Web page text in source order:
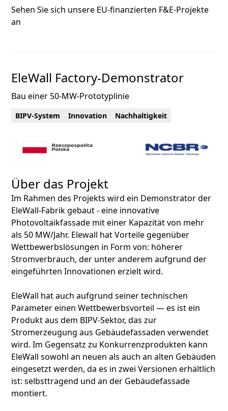
Sehen Sie sich unsere EU-finanzierten F&E-Projekte
an
EleWall Factory-Demonstrator
Bau einer 50-MW-Prototyplinie
BIPV-System Innovation Nachhaltigkeit
Über das Projekt
Im Rahmen des Projekts wird ein Demonstrator der
EleWall-Fabrik gebaut - eine innovative
Photovoltaikfassade mit einer Kapazität von mehr
als 50 MW/Jahr. Elewall hat Vorteile gegenüber
Wettbewerbslösungen in Form von: höherer
Stromverbrauch, der unter anderem aufgrund der
eingeführten Innovationen erzielt wird.
EleWall hat auch aufgrund seiner technischen
Parameter einen Wettbewerbsvorteil — es ist ein
Produkt aus dem BIPV-Sektor, das zur
Stromerzeugung aus Gebäudefassaden verwendet
wird. Im Gegensatz zu Konkurrenzprodukten kann
EleWall sowohl an neuen als auch an alten Gebäuden
eingesetzt werden, da es in zwei Versionen erhältlich
ist: selbsttragend und an der Gebäudefassade
montiert.